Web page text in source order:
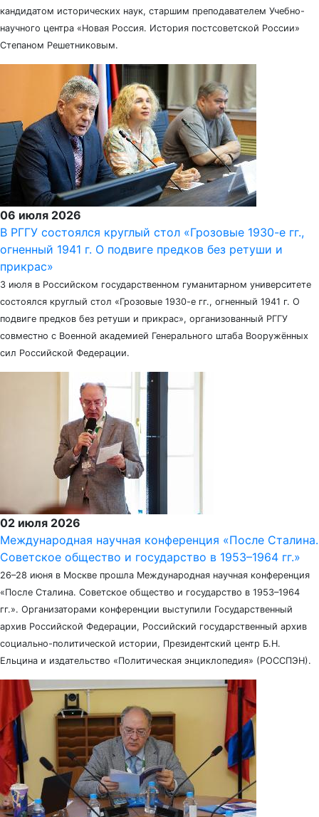
кандидатом исторических наук, старшим преподавателем Учебно-
научного центра «Новая Россия. История постсоветской России»
Степаном Решетниковым.
06 июля 2026
В РГГУ состоялся круглый стол «Грозовые 1930-е гг.,
огненный 1941 г. О подвиге предков без ретуши и
прикрас»
3 июля в Российском государственном гуманитарном университете
состоялся круглый стол «Грозовые 1930-е гг., огненный 1941 г. О
подвиге предков без ретуши и прикрас», организованный РГГУ
совместно с Военной академией Генерального штаба Вооружённых
сил Российской Федерации.
02 июля 2026
Международная научная конференция «После Сталина.
Советское общество и государство в 1953–1964 гг.»
26–28 июня в Москве прошла Международная научная конференция
«После Сталина. Советское общество и государство в 1953–1964
гг.». Организаторами конференции выступили Государственный
архив Российской Федерации, Российский государственный архив
социально-политической истории, Президентский центр Б.Н.
Ельцина и издательство «Политическая энциклопедия» (РОССПЭН).